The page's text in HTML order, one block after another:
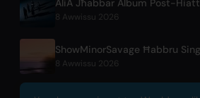
8 Awwissu 2026
8 Awwissu 2026